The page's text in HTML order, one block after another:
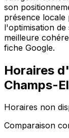
son
présence
l'optimisation
meilleure
fiche Google.
Horaires
Champs-
Horaires non
Comparaison